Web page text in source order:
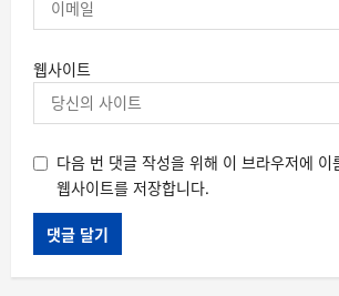
웹사이트
다음 번 댓글 작성을 위해 이 브라우저에 이
웹사이트를 저장합니다.